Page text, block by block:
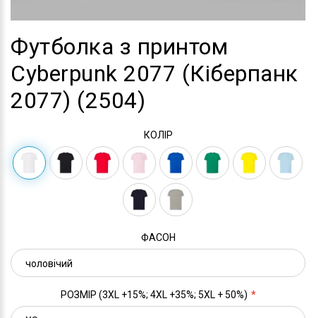
Футболка з принтом
Cyberpunk 2077 (Кіберпанк
2077) (2504)
КОЛІР
ФАСОН
РОЗМІР (3XL +15%; 4XL +35%; 5XL + 50%)